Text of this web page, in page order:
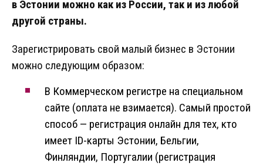
в Эстонии можно как из России, так и из любой
другой страны.
Зарегистрировать свой малый бизнес в Эстонии
можно следующим образом:
В Коммерческом регистре на специальном
сайте (оплата не взимается). Самый простой
способ — регистрация онлайн для тех, кто
имеет ID-карты Эстонии, Бельгии,
Финляндии, Португалии (регистрация